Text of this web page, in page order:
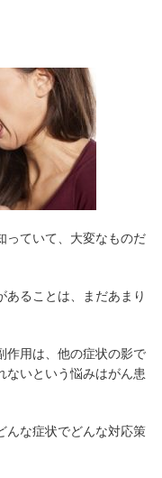
っていて、大変なものだ
あることは、まだあまり
作用は、他の症状の影で
ないという悩みはがん患
んな症状でどんな対応策